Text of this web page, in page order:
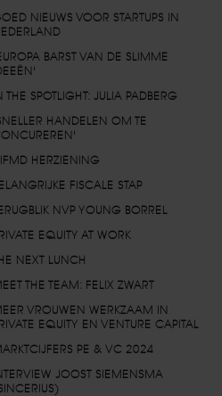
NIEUWS VOOR STARTUPS IN
BARST VAN DE SLIMME
THE SPOTLIGHT: JULIA PADBERG
HANDELEN OM TE
HERZIENING
FISCALE STAP
NVP YOUNG BORREL
EQUITY AT WORK
NEXT LUNCH
THE TEAM: FELIX ZWART
VROUWEN WERKZAAM IN
EQUITY EN VENTURE CAPITAL
PE & VC 2024
JOOST SIEMENSMA